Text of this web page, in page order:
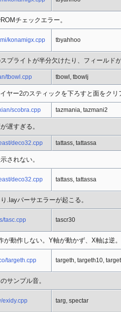
チェックエラー。
konamigx.cpp tbyahhoo
プライトが半分欠けたり、フィールド
tbowl.cpp tbowl, tbowlj
ヤー2のスティックを下ろすと面をクリ
scobra.cpp tazmania, tazmani2
遅すぎる。
deco32.cpp tattass, tattassa
されない。
deco32.cpp tattass, tattassa
.layパーサエラーが起こる。
tasc.cpp tascr30
が動作しない。Y軸が動かず、X軸は逆。
targeth.cpp targeth, targeth10,
サンプル音。
exidy.cpp targ, spectar